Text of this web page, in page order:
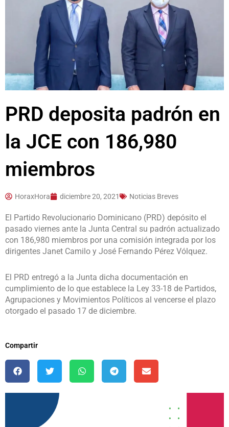
PRD deposita padrón en
la JCE con 186,980
miembros
HoraxHora diciembre 20, 2021 Noticias Breves
El Partido Revolucionario Dominicano (PRD) depósito el
pasado viernes ante la Junta Central su padrón actualizado
con 186,980 miembros por una comisión integrada por los
dirigentes Janet Camilo y José Fernando Pérez Vólquez.
El PRD entregó a la Junta dicha documentación en
cumplimiento de lo que establece la Ley 33-18 de Partidos,
Agrupaciones y Movimientos Políticos al vencerse el plazo
otorgado el pasado 17 de diciembre.
Compartir